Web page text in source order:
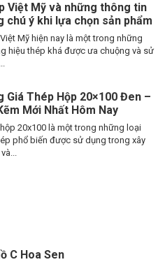
Việt Mỹ và những thông tin
chú ý khi lựa chọn sản phẩm
Mỹ hiện nay là một trong những
hiệu thép khá được ưa chuộng và sử
Giá Thép Hộp 20×100 Đen –
Mới Nhất Hôm Nay
20x100 là một trong những loại
phổ biến được sử dụng trong xây
C Hoa Sen